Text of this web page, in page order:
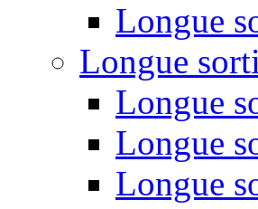
Longue
Longue
Longue
Longue
Longue